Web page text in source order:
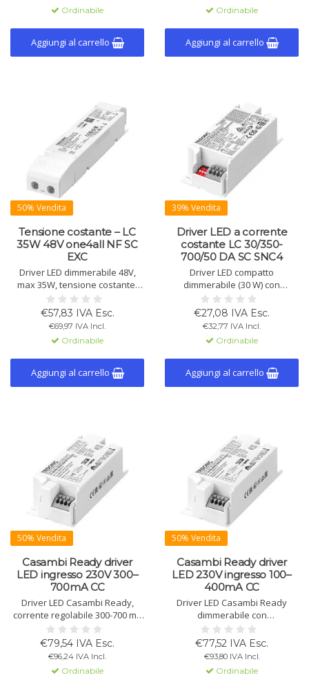
efficienza e protezione
sovratensione.
Ordinabile
Aggiungi al carrello
design compatto, altezza di
montaggio 5m, IP20, garanzia 5
anni.
Ordinabile
Aggiungi al carrello
50% Vendita
Tensione costante – LC
35W 48V one4all NF SC
EXC
Driver LED dimmerabile 48V,
max 35W, tensione costante.
Interfaccia one4all, per strip
LED. Dimmerazione 1–100%, 5
anni garanzia, emergenza.
€57,83 IVA Esc.
€69,97 IVA Incl.
Ordinabile
Aggiungi al carrello
39% Vendita
Driver LED a corrente
costante LC 30/350-
700/50 DA SC SNC4
Driver LED compatto
dimmerabile (30 W) con
corrente costante regolabile
(350–700 mA), DALI-2, CLO, alta
efficienza. Per illuminazione
d’emergenza e decorativa.
€27,08 IVA Esc.
€32,77 IVA Incl.
Ordinabile
Aggiungi al carrello
50% Vendita
Casambi Ready driver
LED ingresso 230V 300–
700mA CC
Driver LED Casambi Ready,
corrente regolabile 300-700 mA
via NFC. 28 W max., dimmerabile
1-100%. Efficienza fino a 85%,
IP20, compatibile con lumDATA e
reti wireless.
€79,54 IVA Esc.
€96,24 IVA Incl.
Ordinabile
50% Vendita
Casambi Ready driver
LED 230V ingresso 100–
400mA CC
Driver LED Casambi Ready
dimmerabile con
configurazione NFC. 100-400mA,
max. 14W, IP20. Adatto per
apparecchi classe I & II,
illuminazione di emergenza e
reti wireless fino a 250 nodi.
€77,52 IVA Esc.
€93,80 IVA Incl.
Ordinabile